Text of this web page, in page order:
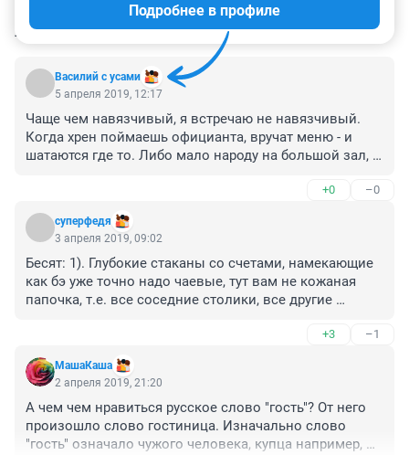
КОММЕНТАРИИ 232
Василий с усами
Подробнее в профиле
5 апреля 2019, 12:17
Чаще чем навязчивый, я встречаю не навязчивый.
Когда xpен поймаешь официанта, вручат меню - и
шатаются где то. Либо мало народу на большой зал,
+0 –0
cуперфедя
3 апреля 2019, 09:02
Бесят: 1). Глубокие стаканы со счетами, намекающие
как бэ уже точно надо чаевые, тут вам не кожаная
папочка, т.е. все соседние столики, все другие
ничего в стакане прозрачном не оставили, кроме
нашего чека! 2). Нет ничего жалостливее ящичков с
надписями бармену на бентли. Набиты мелочью и
красноярскими десятками (видимо самим
персоналом для имитации бурной деятельности). Это
очень стремно выглядит, особенно в местах, где
бокал пива далеко за 300 рублей уходит в горизонт.
+3 –1
МашаКаша
2 апреля 2019, 21:20
А чем чем нравиться русское слово "гость"? От него
произошло слово гостиница. Изначально слово
"гость" означало чужого человека, купца например,